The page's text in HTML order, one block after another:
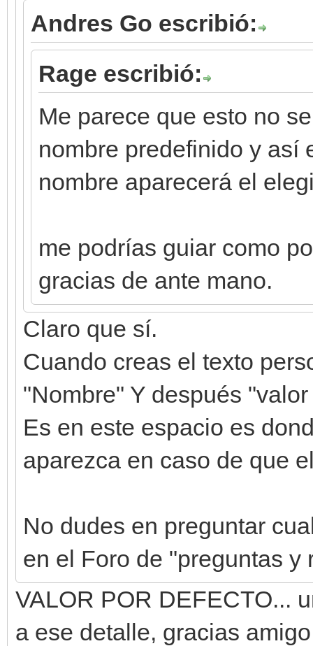
Andres Go escribió:
Rage escribió:
Me parece que esto no
nombre predefinido y así
nombre aparecerá el
me podrías guiar como
gracias de ante mano.
Claro que sí.
Cuando creas el texto
"Nombre" Y después
Es en este espacio es
aparezca en caso de que
No dudes en preguntar
en el Foro de "preguntas y
VALOR POR DEFECTO...
a ese detalle, gracias